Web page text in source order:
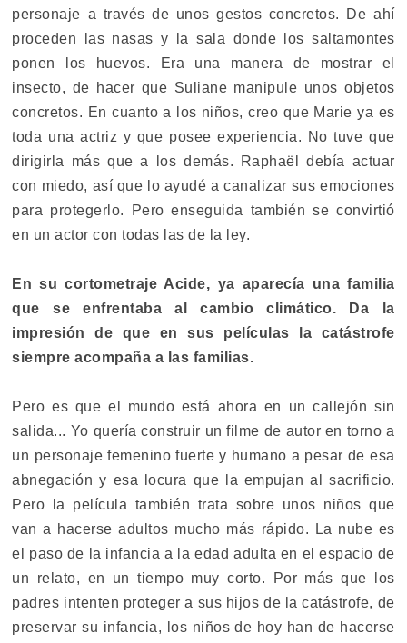
personaje a través de unos gestos concretos. De ahí
proceden las nasas y la sala donde los saltamontes
ponen los huevos. Era una manera de mostrar el
insecto, de hacer que Suliane manipule unos objetos
concretos. En cuanto a los niños, creo que Marie ya es
toda una actriz y que posee experiencia. No tuve que
dirigirla más que a los demás. Raphaël debía actuar
con miedo, así que lo ayudé a canalizar sus emociones
para protegerlo. Pero enseguida también se convirtió
en un actor con todas las de la ley.
En su cortometraje Acide, ya aparecía una familia
que se enfrentaba al cambio climático. Da la
impresión de que en sus películas la catástrofe
siempre acompaña a las familias.
Pero es que el mundo está ahora en un callejón sin
salida... Yo quería construir un filme de autor en torno a
un personaje femenino fuerte y humano a pesar de esa
abnegación y esa locura que la empujan al sacrificio.
Pero la película también trata sobre unos niños que
van a hacerse adultos mucho más rápido. La nube es
el paso de la infancia a la edad adulta en el espacio de
un relato, en un tiempo muy corto. Por más que los
padres intenten proteger a sus hijos de la catástrofe, de
preservar su infancia, los niños de hoy han de hacerse